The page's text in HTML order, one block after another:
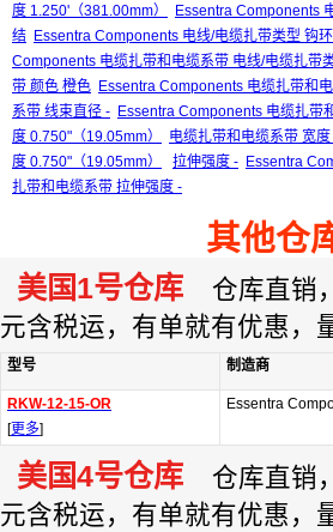
度 1.250'（381.00mm）
Essentra Components
结 Essentra Components 电线/电缆扎带类型 钩
Components 电缆扎带和电缆系带 电线/电缆扎带
带 颜色 橙色 Essentra Components 电缆扎带和
系带 线束直径 - Essentra Components 电缆扎带
度 0.750"（19.05mm）
电缆扎带和电缆系带 宽
度 0.750"（19.05mm）
拉伸强度 - Essentra
扎带和电缆系带 拉伸强度 -
其他仓
美国1号仓库 仓库直销
元含税运，有单就有优惠，
型号 制造商
RKW-12-15-OR
[更多]
Essentra
美国4号仓库 仓库直销
元含税运，有单就有优惠，